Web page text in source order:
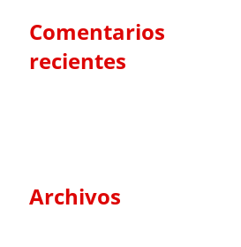
Comentarios
recientes
Archivos